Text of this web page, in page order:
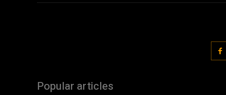
Popular articles